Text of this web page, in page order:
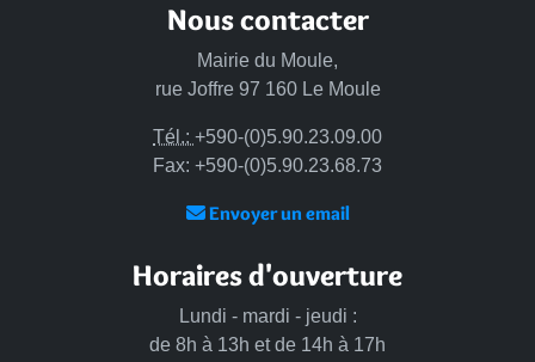
Nous contacter
Mairie du Moule,
rue Joffre 97 160 Le Moule
Tél.: +590-(0)5.90.23.09.00
Fax: +590-(0)5.90.23.68.73
Envoyer un email
Horaires d'ouverture
Lundi - mardi - jeudi :
de 8h à 13h et de 14h à 17h